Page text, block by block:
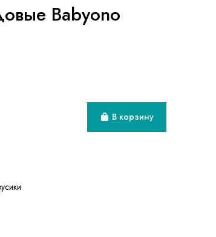
Babyono
В корзину